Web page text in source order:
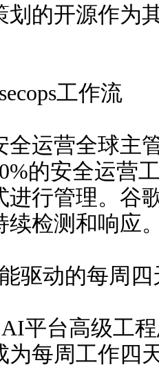
划的开源作为
工作流
运营全球主
的安全运营
进行管理。谷
续检测和响应
驱动的每周
平台高级工
为每周工作四